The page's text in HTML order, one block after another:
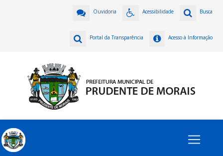
Busca
Acessibilidade
Ouvidoria
Acesso à Informação
Portal da Transparência